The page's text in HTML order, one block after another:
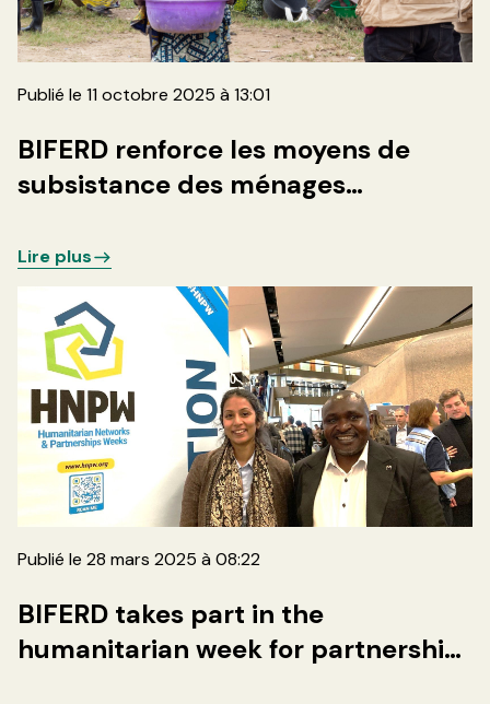
Publié le 11 octobre 2025 à 13:01
BIFERD renforce les moyens de
subsistance des ménages
Minova par la distribution de 500
kits pastoraux
Lire plus
Publié le 28 mars 2025 à 08:22
BIFERD takes part in the
humanitarian week for partnership